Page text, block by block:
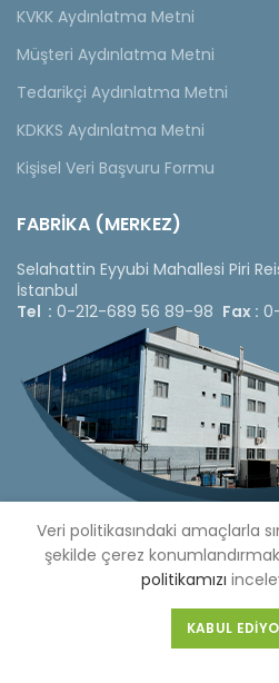
KVKK Aydınlatma Metni
Müşteri Aydınlatma Metni
Tedarikçi Aydınlatma Metni
KDKKS Aydınlatma Metni
Kişisel Veri Başvuru Formu
FABRİKA (MERKEZ)
Selahattin Eyyubi Mahallesi Piri
İstanbul
Tel : 0-212-689 56 89-98 Fax :
Copyright © 2020 Çetinkaya
Veri politikasındaki amaçlarla
şekilde çerez
politikamızı
KABUL